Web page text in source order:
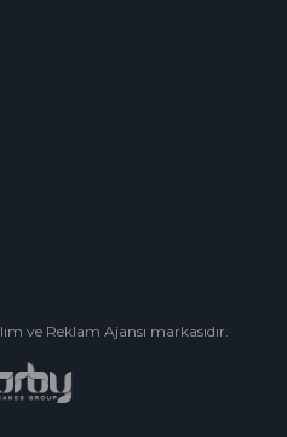
ve Reklam Ajansı markasıdır.